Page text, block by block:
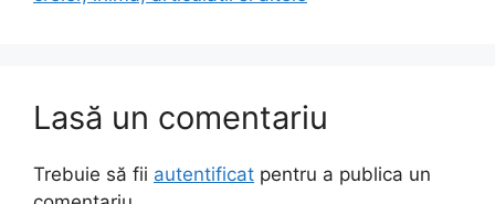
Lasă un comentariu
Trebuie să fii autentificat pentru a publica un